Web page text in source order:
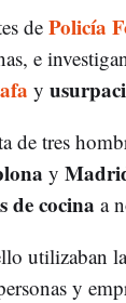
dePolicía
e
y
de tres
y
de cocina a
utilizaban
y